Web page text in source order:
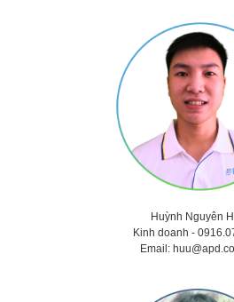
Huỳnh Nguyên
Kinh doanh -
Email: